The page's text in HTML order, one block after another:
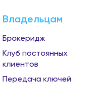
Владельцам
Брокеридж
Клуб постоянных
клиентов
Передача ключей